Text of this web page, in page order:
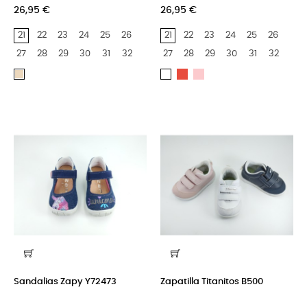
26,95 €
21 22 23 24 25 26
27 28 29 30 31 32
26,95 €
21 22 23 24 25 26
27 28 29 30 31 32
Sandalias Zapy Y72473 Zapatilla Titanitos B500